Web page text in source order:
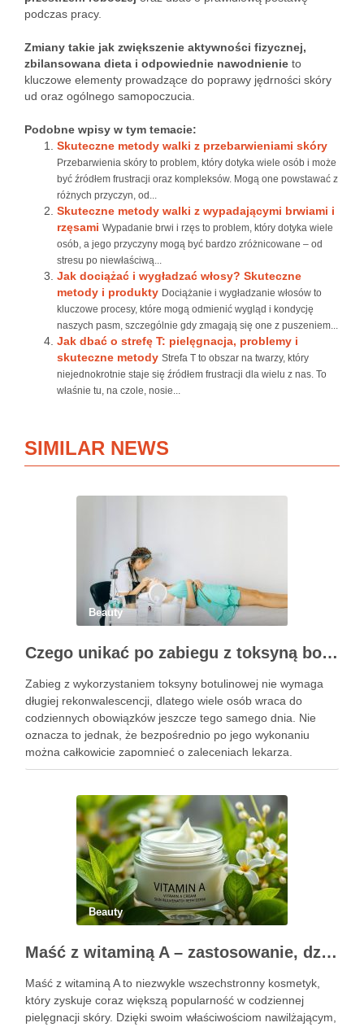
podczas pracy.
Zmiany takie jak zwiększenie aktywności fizycznej,
zbilansowana dieta i odpowiednie nawodnienie to
kluczowe elementy prowadzące do poprawy jędrności skóry
ud oraz ogólnego samopoczucia.
Podobne wpisy w tym temacie:
Skuteczne metody walki z przebarwieniami skóry
Przebarwienia skóry to problem, który dotyka wiele osób i może
być źródłem frustracji oraz kompleksów. Mogą one powstawać z
różnych przyczyn, od...
Skuteczne metody walki z wypadającymi brwiami i
rzęsami Wypadanie brwi i rzęs to problem, który dotyka wiele
osób, a jego przyczyny mogą być bardzo zróżnicowane – od
stresu po niewłaściwą...
Jak dociążać i wygładzać włosy? Skuteczne
metody i produkty Dociążanie i wygładzanie włosów to
kluczowe procesy, które mogą odmienić wygląd i kondycję
naszych pasm, szczególnie gdy zmagają się one z puszeniem...
Jak dbać o strefę T: pielęgnacja, problemy i
skuteczne metody Strefa T to obszar na twarzy, który
niejednokrotnie staje się źródłem frustracji dla wielu z nas. To
właśnie tu, na czole, nosie...
SIMILAR NEWS
Beauty
Czego unikać po zabiegu z toksyną botulinową?
Zabieg z wykorzystaniem toksyny botulinowej nie wymaga
długiej rekonwalescencji, dlatego wiele osób wraca do
codziennych obowiązków jeszcze tego samego dnia. Nie
oznacza to jednak, że bezpośrednio po jego wykonaniu
można całkowicie zapomnieć o zaleceniach lekarza.
Pierwsze godziny i dni po zabiegu mają znaczenie dla
Beauty
Maść z witaminą A – zastosowanie, działanie i bezpieczeństwo stosowania
Maść z witaminą A to niezwykle wszechstronny kosmetyk,
który zyskuje coraz większą popularność w codziennej
pielęgnacji skóry. Dzięki swoim właściwościom nawilżającym,